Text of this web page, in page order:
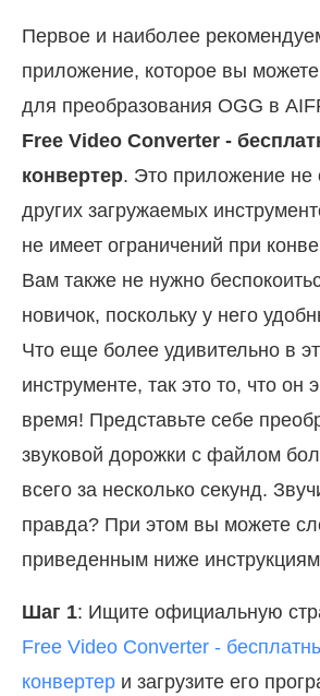
Первое и наиболее
приложение, которое вы
для преобразования OGG в
Free Video Converter -
конвертер. Это приложение не
других загружаемых
не имеет ограничений при
Вам также не нужно
новичок, поскольку у него
Что еще более удивительно в
инструменте, так это то, что он
время! Представьте себе
звуковой дорожки с файлом
всего за несколько секунд.
правда? При этом вы можете
приведенным ниже
Шаг 1: Ищите официальную
Free Video Converter -
конвертер и загрузите его